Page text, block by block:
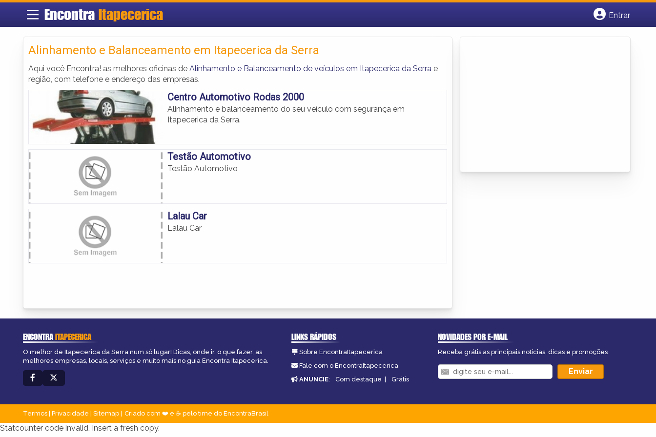
Encontra Itapecerica
Entrar
Alinhamento e Balanceamento em Itapecerica da Serra
Aqui você Encontra! as melhores oficinas de Alinhamento e Balanceamento de veículos em Itapecerica da Serra e
região, com telefone e endereço das empresas.
Centro Automotivo Rodas 2000
Alinhamento e balanceamento do seu veículo com segurança em
Itapecerica da Serra.
Testão Automotivo
Testão Automotivo
Lalau Car
Lalau Car
ENCONTRAITAPECERICA
O melhor de Itapecerica da Serra num só lugar! Dicas, onde ir, o que fazer, as
melhores empresas, locais, serviços e muito mais no guia Encontra Itapecerica.
LINKS RÁPIDOS
Sobre EncontraItapecerica
Fale com o EncontraItapecerica
ANUNCIE: Com destaque | Grátis
NOVIDADES POR E-MAIL
Receba grátis as principais notícias, dicas e promoções
Termos Privacidade Sitemap Criado com ❤️ e ☕ pelo time do EncontraBrasil
Statcounter code invalid. Insert a fresh copy.